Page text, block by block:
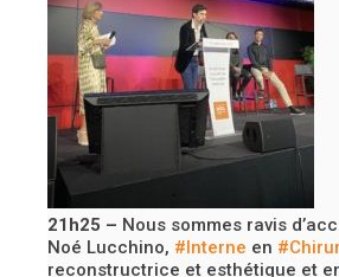
21h25 – Nous sommes ravis
Noé Lucchino, #Interne en
reconstructrice et esthétique et